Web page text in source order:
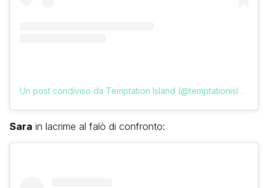
Un post condiviso da Temptation Island (@temptationislandita)
Sara in lacrime al falò di confronto: